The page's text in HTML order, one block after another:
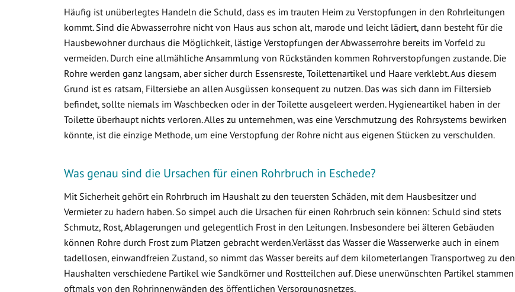
Häufig ist unüberlegtes Handeln die Schuld, dass es im trauten Heim zu Verstopfungen in den Rohrleitungen
kommt. Sind die Abwasserrohre nicht von Haus aus schon alt, marode und leicht lädiert, dann besteht für die
Hausbewohner durchaus die Möglichkeit, lästige Verstopfungen der Abwasserrohre bereits im Vorfeld zu
vermeiden. Durch eine allmähliche Ansammlung von Rückständen kommen Rohrverstopfungen zustande. Die
Rohre werden ganz langsam, aber sicher durch Essensreste, Toilettenartikel und Haare verklebt. Aus diesem
Grund ist es ratsam, Filtersiebe an allen Ausgüssen konsequent zu nutzen. Das was sich dann im Filtersieb
befindet, sollte niemals im Waschbecken oder in der Toilette ausgeleert werden. Hygieneartikel haben in der
Toilette überhaupt nichts verloren. Alles zu unternehmen, was eine Verschmutzung des Rohrsystems bewirken
könnte, ist die einzige Methode, um eine Verstopfung der Rohre nicht aus eigenen Stücken zu verschulden.
Was genau sind die Ursachen für einen Rohrbruch in Eschede?
Mit Sicherheit gehört ein Rohrbruch im Haushalt zu den teuersten Schäden, mit dem Hausbesitzer und
Vermieter zu hadern haben. So simpel auch die Ursachen für einen Rohrbruch sein können: Schuld sind stets
Schmutz, Rost, Ablagerungen und gelegentlich Frost in den Leitungen. Insbesondere bei älteren Gebäuden
können Rohre durch Frost zum Platzen gebracht werden.Verlässt das Wasser die Wasserwerke auch in einem
tadellosen, einwandfreien Zustand, so nimmt das Wasser bereits auf dem kilometerlangen Transportweg zu den
Haushalten verschiedene Partikel wie Sandkörner und Rostteilchen auf. Diese unerwünschten Partikel stammen
oftmals von den Rohrinnenwänden des öffentlichen Versorgungsnetzes.